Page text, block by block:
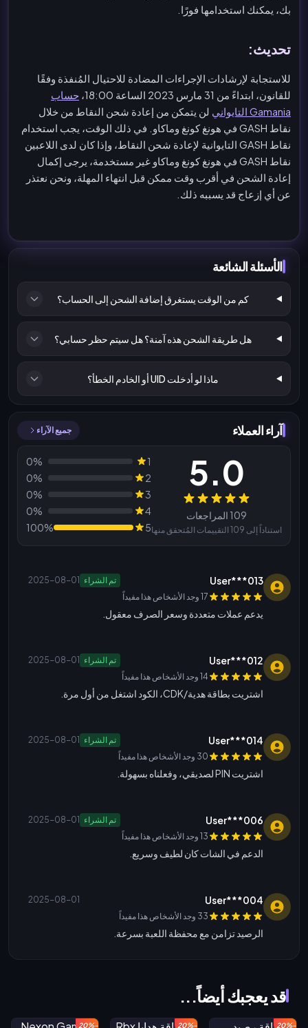
بك، يمكنك استخدامها فورًا.
تحديث:
للاستجابة لإرشادات الإجراءات المضادة للاحتيال المُنفذة وفقًا
للقانون، ابتداءً من 31 مارس 2023 الساعة 18:00،
حساب
Gamania التايواني
لن يتمكن من إعادة شحن النقاط من خلال
نقاط GASH في هونغ كونغ وماكاو. في ذلك الوقت، يجب استخدام
نقاط GASH التايوانية لإعادة شحن النقاط، وإذا كان لدى اللاعبين
نقاط GASH في هونغ كونغ وماكاو غير مستخدمة، يرجى إكمال
إعادة الشحن في أقرب وقت ممكن قبل انتهاء المهلة، ونحن نعتذر
عن أي إزعاج قد يسببه ذلك.
الأسئلة الشائعة
كم من الوقت يستغرق إضافة الشحن إلى الحساب؟
هل طريقة الشحن هذه آمنة؟ هل سيتم حظر حسابي؟
ماذا لو أدخلت UID أو الخادم الخطأ؟
آراء العملاء جميع الآراء
المراجعات
5.0
109 المراجعات
استناداً إلى 109 التقييمات المُتحقق منها
1
0%
2
0%
3
0%
4
0%
5
100%
User***013 تم الشراء 2025-08-01
17 وجد الأشخاص هذا مفيداً
يدعم عملات متعددة وسعر الصرف معقول.
User***012 تم الشراء 2025-08-01
14 وجد الأشخاص هذا مفيداً
اشتريت بطاقة هدية/CDK، الكود اشتغل من أول مرة.
User***014 تم الشراء 2025-08-01
30 وجد الأشخاص هذا مفيداً
اشتريت PIN لصديقي، وفعلناه بسهولة.
User***006 تم الشراء 2025-08-01
13 وجد الأشخاص هذا مفيداً
الدعم في الشات كان لطيف وسريع.
User***004
2025-08-01
33 وجد الأشخاص هذا مفيداً
الرصيد تزامن مع محفظة اللعبة بسرعة.
قد يعجبك أيضاً...
-20%
-20%
-20%